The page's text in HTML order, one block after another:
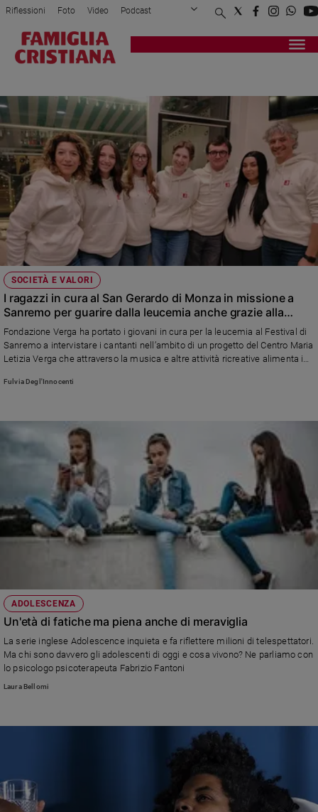
Attualità
Mondo
Economia
Legalità
e
giustizia
Sport
Interviste
Papa
Papa
Chiesa
Chiesa
e
Santi
Devozione
del
giorno
Santo
Società
e
valori
Ambiente
e
Caso
della
settimana
Riflessioni Foto Video Podcast
Privacy Policy Chi siamo
Registrati Redazione
SOCIETÀ E VALORI
I ragazzi in cura al San Gerardo di Monza in missione a
Sanremo per guarire dalla leucemia anche grazie alla
musica
Fondazione Verga ha portato i giovani in cura per la leucemia al Festival di
Sanremo a intervistare i cantanti nell’ambito di un progetto del Centro Maria
Letizia Verga che attraverso la musica e altre attività ricreative alimenta i
ad affrontare meglio le terapie e a continuare a guardare al futuro con
Fulvia Degl'Innocenti
ADOLESCENZA
Un'età di fatiche ma piena anche di meraviglia
La serie inglese Adolescence inquieta e fa riflettere milioni di telespettatori.
Ma chi sono davvero gli adolescenti di oggi e cosa vivono? Ne parliamo con
lo psicologo psicoterapeuta Fabrizio Fantoni
Laura Bellomi